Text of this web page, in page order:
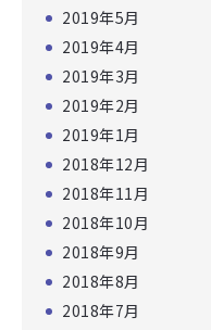
2019年5月
2019年4月
2019年3月
2019年2月
2019年1月
2018年12月
2018年11月
2018年10月
2018年9月
2018年8月
2018年7月